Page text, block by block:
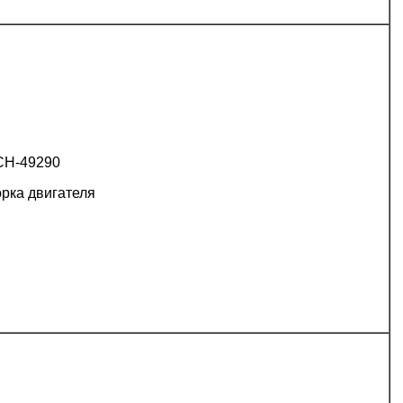
49290
двигателя